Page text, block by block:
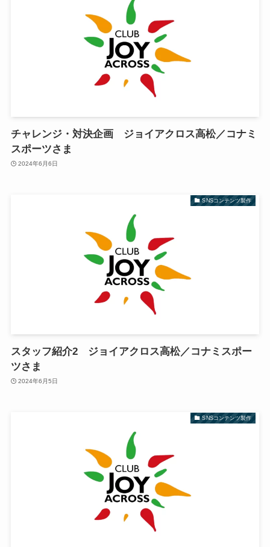
チャレンジ・対決企画 ジョイアクロス高松／コナミ
スポーツさま
2024年6月6日
SNSコンテンツ製作
スタッフ紹介2 ジョイアクロス高松／コナミスポー
ツさま
2024年6月5日
SNSコンテンツ製作